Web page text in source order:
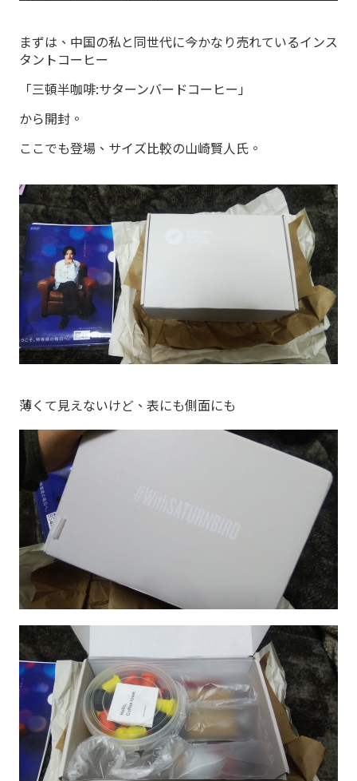
まずは、中国の私と同世代に今かなり売れているインス
タントコーヒー
「三頓半咖啡:サターンバードコーヒー」
から開封。
ここでも登場、サイズ比較の山崎賢人氏。
薄くて見えないけど、表にも側面にも